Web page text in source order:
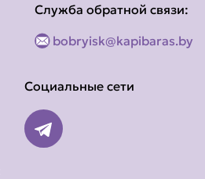
Служба обратной связи:
bobryisk@kapibaras.by
Социальные сети